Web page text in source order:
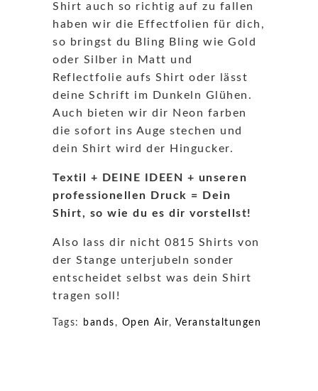
Shirt auch so richtig auf zu fallen
haben wir die Effectfolien für dich,
so bringst du Bling Bling wie Gold
oder Silber in Matt und
Reflectfolie aufs Shirt oder lässt
deine Schrift im Dunkeln Glühen.
Auch bieten wir dir Neon farben
die sofort ins Auge stechen und
dein Shirt wird der Hingucker.
Textil + DEINE IDEEN + unseren
professionellen Druck = Dein
Shirt, so wie du es dir vorstellst!
Also lass dir nicht 0815 Shirts von
der Stange unterjubeln sonder
entscheidet selbst was dein Shirt
tragen soll!
Tags: bands , Open Air, Veranstaltungen